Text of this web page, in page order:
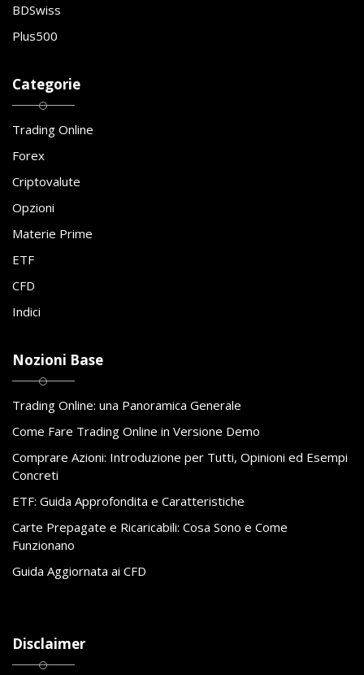
BDSwiss
Plus500
Categorie
Trading Online
Forex
Criptovalute
Opzioni
Materie Prime
ETF
CFD
Indici
Nozioni Base
Trading Online: una Panoramica Generale
Come Fare Trading Online in Versione Demo
Comprare Azioni: Introduzione per Tutti, Opinioni ed Esempi
Concreti
ETF: Guida Approfondita e Caratteristiche
Carte Prepagate e Ricaricabili: Cosa Sono e Come
Funzionano
Guida Aggiornata ai CFD
Disclaimer